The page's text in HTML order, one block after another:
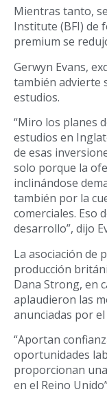
Mientras tanto,
Institute (BFI) de
premium se
Gerwyn Evans,
también advierte
estudios.
“Miro los planes
estudios en
de esas
solo porque la
inclinándose
también por la
comerciales. Eso
desarrollo”, dijo
La asociación de
producción
Dana Strong, en
aplaudieron las
anunciadas por
“Aportan
oportunidades
proporcionan
en el Reino